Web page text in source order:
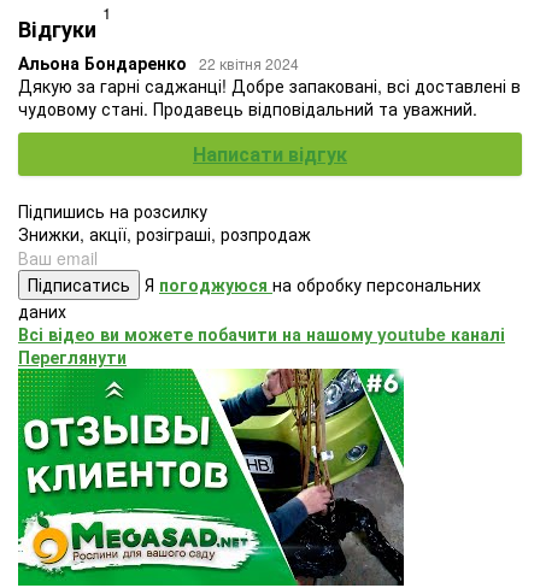
Відгуки 1
Альона Бондаренко 22 квітня 2024
Дякую за гарні саджанці! Добре запаковані, всі доставлені в
чудовому стані. Продавець відповідальний та уважний.
Написати відгук
Підпишись на розсилку
Знижки, акції, розіграші, розпродаж
Підписатись Я погоджуюся на обробку персональних
даних
Всі відео ви можете побачити на нашому youtube каналі
Переглянути